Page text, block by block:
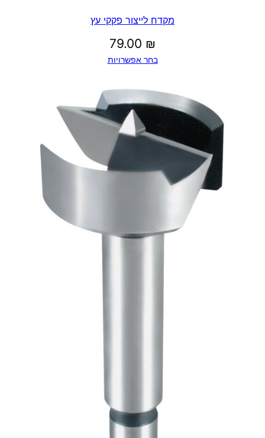
מקדח לייצור פקקי עץ
79.00 ₪
בחר אפשרויות